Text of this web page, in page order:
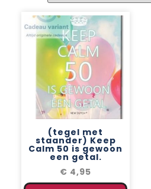
(tegel met
staander) Keep
Calm 50 is gewoon
een getal.
€ 4,95